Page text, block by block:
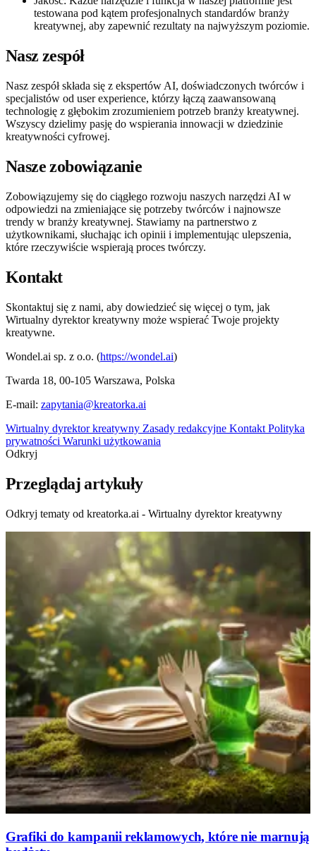
testowana pod kątem profesjonalnych standardów branży
kreatywnej, aby zapewnić rezultaty na najwyższym poziomie.
Nasz zespół
Nasz zespół składa się z ekspertów AI, doświadczonych twórców i
specjalistów od user experience, którzy łączą zaawansowaną
technologię z głębokim zrozumieniem potrzeb branży kreatywnej.
Wszyscy dzielimy pasję do wspierania innowacji w dziedzinie
kreatywności cyfrowej.
Nasze zobowiązanie
Zobowiązujemy się do ciągłego rozwoju naszych narzędzi AI w
odpowiedzi na zmieniające się potrzeby twórców i najnowsze
trendy w branży kreatywnej. Stawiamy na partnerstwo z
użytkownikami, słuchając ich opinii i implementując ulepszenia,
które rzeczywiście wspierają proces twórczy.
Kontakt
Skontaktuj się z nami, aby dowiedzieć się więcej o tym, jak
Wirtualny dyrektor kreatywny może wspierać Twoje projekty
kreatywne.
Wondel.ai sp. z o.o. (https://wondel.ai)
Twarda 18, 00-105 Warszawa, Polska
E-mail: zapytania@kreatorka.ai
Wirtualny dyrektor kreatywny Zasady redakcyjne Kontakt Polityka
prywatności Warunki użytkowania
Odkryj
Przeglądaj artykuły
Odkryj tematy od kreatorka.ai - Wirtualny dyrektor kreatywny
Grafiki do kampanii reklamowych, które nie marnują